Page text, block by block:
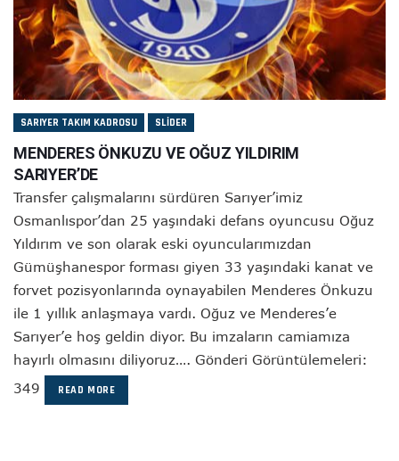
SARIYER TAKIM KADROSU SLIDER
MENDERES ÖNKUZU VE OĞUZ YILDIRIM
SARIYER’DE
Transfer çalışmalarını sürdüren Sarıyer’imiz
Osmanlıspor’dan 25 yaşındaki defans oyuncusu Oğuz
Yıldırım ve son olarak eski oyuncularımızdan
Gümüşhanespor forması giyen 33 yaşındaki kanat ve
forvet pozisyonlarında oynayabilen Menderes Önkuzu
ile 1 yıllık anlaşmaya vardı. Oğuz ve Menderes’e
Sarıyer’e hoş geldin diyor. Bu imzaların camiamıza
hayırlı olmasını diliyoruz…. Gönderi Görüntülemeleri:
349
READ MORE